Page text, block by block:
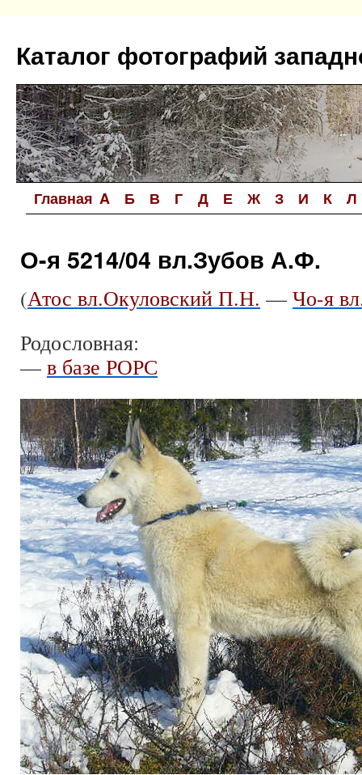
содержимому
Каталог фотографий
Главная A Б В Г Д Е Ж З И К Л
О-я 5214/04 вл.Зубов А.Ф.
(Атос вл.Окуловский П.Н. — Чо-я
Родословная:
— в базе РОРС